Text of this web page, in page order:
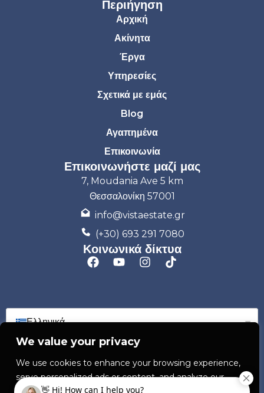
We value your privacy
We use cookies to enhance your browsing experience,
serve personalized ads or content, and analyze our
Περιήγηση
Αρχική
Ακίνητα
Έργα
Υπηρεσίες
Σχετικά με εμάς
Blog
Αγαπημένα
Επικοινωνία
Επικοινωνήστε μαζί μας
7, Moudania Ave 5 km
Θεσσαλονίκη 57001
info@vistaestate.gr
(+30) 693 291 7080
Κοινωνικά δίκτυα
Ελληνικά